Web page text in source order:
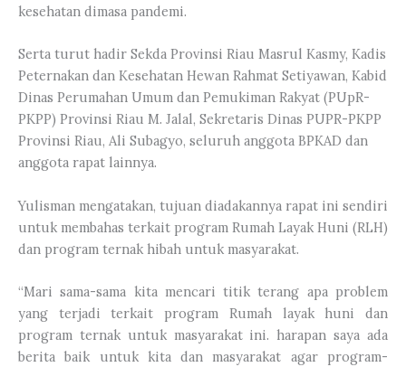
kesehatan dimasa pandemi.
Serta turut hadir Sekda Provinsi Riau Masrul Kasmy, Kadis
Peternakan dan Kesehatan Hewan Rahmat Setiyawan, Kabid
Dinas Perumahan Umum dan Pemukiman Rakyat (PUpR-
PKPP) Provinsi Riau M. Jalal, Sekretaris Dinas PUPR-PKPP
Provinsi Riau, Ali Subagyo, seluruh anggota BPKAD dan
anggota rapat lainnya.
Yulisman mengatakan, tujuan diadakannya rapat ini sendiri
untuk membahas terkait program Rumah Layak Huni (RLH)
dan program ternak hibah untuk masyarakat.
“Mari sama-sama kita mencari titik terang apa problem
yang terjadi terkait program Rumah layak huni dan
program ternak untuk masyarakat ini. harapan saya ada
berita baik untuk kita dan masyarakat agar program-